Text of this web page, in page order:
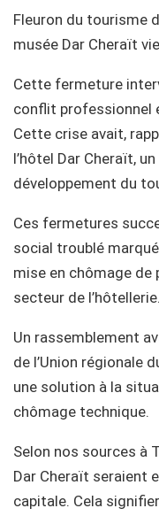
Fleuron du tourisme
musée Dar Cheraït
Cette fermeture
conflit professionnel
Cette crise avait,
l’hôtel Dar Cheraït,
développement du
Ces fermetures
social troublé
mise en chômage de
secteur de l’hôtellerie.
Un rassemblement
de l’Union régionale
une solution à la
chômage technique.
Selon nos sources à
Dar Cheraït seraient
capitale. Cela